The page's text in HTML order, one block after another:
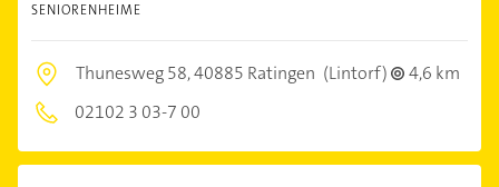
SENIORENHEIME
Thunesweg 58,40885 Ratingen (Lintorf)
4,6 km
02102 3 03-7 00